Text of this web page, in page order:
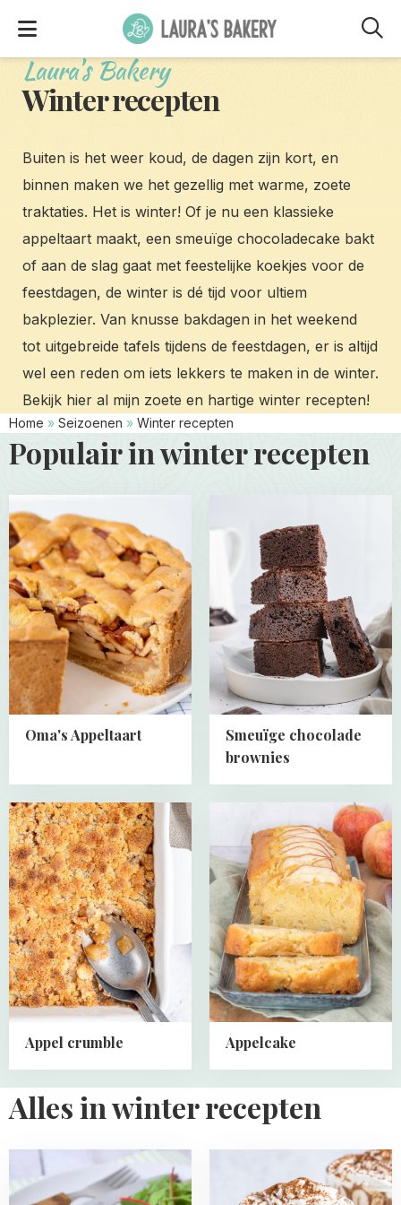
Laura's Bakery
Winter recepten
Buiten is het weer koud, de dagen zijn kort, en
binnen maken we het gezellig met warme, zoete
traktaties. Het is winter! Of je nu een klassieke
appeltaart maakt, een smeuïge chocoladecake bakt
of aan de slag gaat met feestelijke koekjes voor de
feestdagen, de winter is dé tijd voor ultiem
bakplezier. Van knusse bakdagen in het weekend
tot uitgebreide tafels tijdens de feestdagen, er is altijd
wel een reden om iets lekkers te maken in de winter.
Bekijk hier al mijn zoete en hartige winter recepten!
Home » Seizoenen » Winter recepten
Populair in winter recepten
Oma's Appeltaart
more
about
Oma's
Appeltaart
Smeuïge chocolade
brownies
more
Smeuïge
chocolade
brownies
Appel crumble
Read
more
about
Appel
crumble
Appelcake
about
Appelcake
Alles in winter recepten
Read
more